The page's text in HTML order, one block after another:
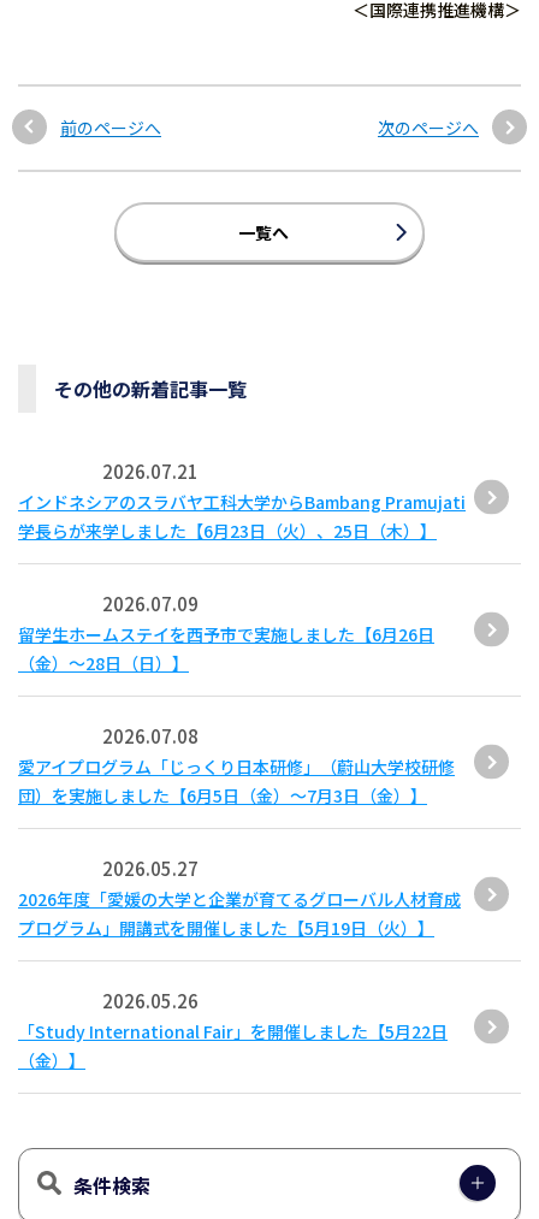
＜国際連携推進機構＞
前のページへ 次のページへ
一覧へ
その他の新着記事一覧
2026.07.21
インドネシアのスラバヤ工科大学からBambang Pramujati
学長らが来学しました【6月23日（火）、25日（木）】
2026.07.09
留学生ホームステイを西予市で実施しました【6月26日
（金）～28日（日）】
2026.07.08
愛アイプログラム「じっくり日本研修」（蔚山大学校研修
団）を実施しました【6月5日（金）～7月3日（金）】
2026.05.27
2026年度「愛媛の大学と企業が育てるグローバル人材育成
プログラム」開講式を開催しました【5月19日（火）】
2026.05.26
「Study International Fair」を開催しました【5月22日
（金）】
条件検索